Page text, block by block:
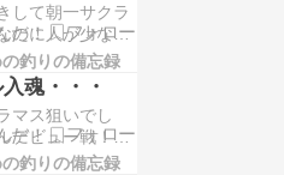
か浮いてこな
っと見えたのは
ンディングで少
たが落…
して朝一サクラ
のに人が少な
も見当たらな
イントは早々に
でお話しした方
みたい。早速そ
投くらいでHIT!
のヒットはバラ
釣りの備忘録
魂・・・
マス狙いでし
デビュー戦！ブ
アメの集団しか
釣りの備忘録